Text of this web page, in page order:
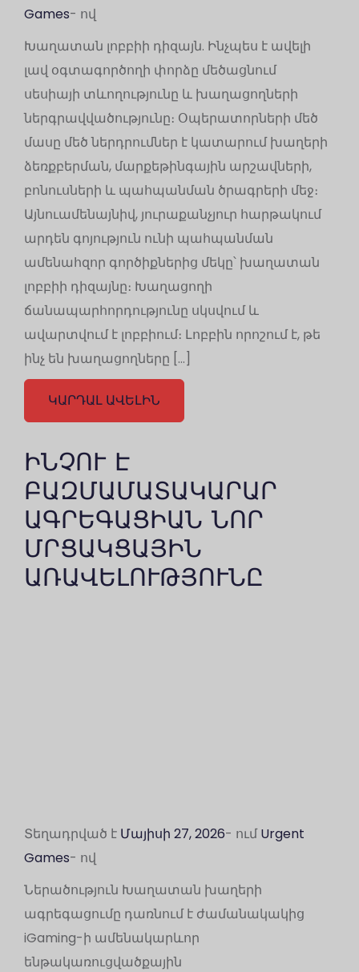
Games- ով
Խաղատան լոբբիի դիզայն. Ինչպես է ավելի
լավ օգտագործողի փորձը մեծացնում
սեսիայի տևողությունը և խաղացողների
ներգրավվածությունը։ Օպերատորների մեծ
մասը մեծ ներդրումներ է կատարում խաղերի
ձեռքբերման, մարքեթինգային արշավների,
բոնուսների և պահպանման ծրագրերի մեջ։
Այնուամենայնիվ, յուրաքանչյուր հարթակում
արդեն գոյություն ունի պահպանման
ամենահզոր գործիքներից մեկը՝ խաղատան
լոբբիի դիզայնը։ Խաղացողի
ճանապարհորդությունը սկսվում և
ավարտվում է լոբբիում։ Լոբբին որոշում է, թե
ինչ են խաղացողները […]
ԿԱՐԴԱԼ ԱՎԵԼԻՆ
ԻՆՉՈՒ Է
ԲԱԶՄԱՄԱՏԱԿԱՐԱՐ
ԱԳՐԵԳԱՑԻԱՆ ՆՈՐ
ՄՐՑԱԿՑԱՅԻՆ
ԱՌԱՎԵԼՈՒԹՅՈՒՆԸ
Տեղադրված է Մայիսի 27, 2026- ում Urgent
Games- ով
Ներածություն Խաղատան խաղերի
ագրեգացումը դառնում է ժամանակակից
iGaming-ի ամենակարևոր
ենթակառուցվածքային